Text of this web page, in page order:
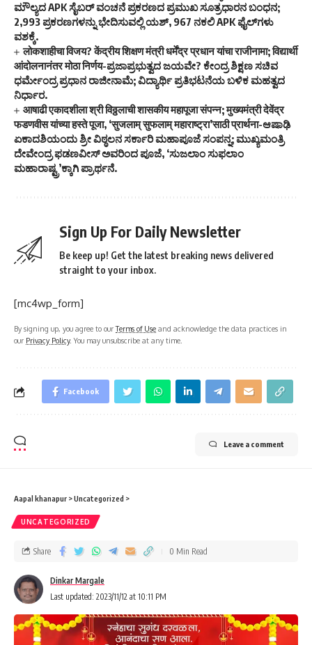
ಮೌಲ್ಯದ APK ಸೈಬರ್ ವಂಚನೆ ಪ್ರಕರಣದ ಪ್ರಮುಖ ಸೂತ್ರಧಾರನ ಬಂಧನ;
2,993 ಪ್ರಕರಣಗಳನ್ನು ಭೇದಿಸುವಲ್ಲಿ ಯಶ್, 967 ನಕಲಿ APK ಫೈಲ್‌ಗಳು
ವಶಕ್ಕೆ.
लोकशाहीचा विजय? केंद्रीय शिक्षण मंत्री धर्मेंद्र प्रधान यांचा राजीनामा; विद्यार्थी
आंदोलनानंतर मोठा निर्णय-ಪ್ರಜಾಪ್ರಭುತ್ವದ ಜಯವೇ? ಕೇಂದ್ರ ಶಿಕ್ಷಣ ಸಚಿವ
ಧರ್ಮೇಂದ್ರ ಪ್ರಧಾನ ರಾಜೀನಾಮೆ; ವಿದ್ಯಾರ್ಥಿ ಪ್ರತಿಭಟನೆಯ ಬಳಿಕ ಮಹತ್ವದ
ನಿರ್ಧಾರ.
आषाढी एकादशीला श्री विठ्ठलाची शासकीय महापूजा संपन्न; मुख्यमंत्री देवेंद्र
फडणवीस यांच्या हस्ते पूजा, ‘सुजलाम् सुफलाम् महाराष्ट्रा’साठी प्रार्थना-ಆಷಾಢಿ
ಏಕಾದಶಿಯಂದು ಶ್ರೀ ವಿಠ್ಠಲನ ಸರ್ಕಾರಿ ಮಹಾಪೂಜೆ ಸಂಪನ್ನ; ಮುಖ್ಯಮಂತ್ರಿ
ದೇವೇಂದ್ರ ಫಡಣವೀಸ್ ಅವರಿಂದ ಪೂಜೆ, ‘ಸುಜಲಾಂ ಸುಫಲಾಂ
ಮಹಾರಾಷ್ಟ್ರ’ಕ್ಕಾಗಿ ಪ್ರಾರ್ಥನೆ.
Sign Up For Daily Newsletter
Be keep up! Get the latest breaking news delivered
straight to your inbox.
[mc4wp_form]
By signing up, you agree to ourTerms of Use and acknowledge the data practices in
our Privacy Policy. You may unsubscribe at any time.
Facebook
Leave a comment
Aapal khanapur >Uncategorized >
UNCATEGORIZED
Last updated: 2023/11/12 at 10:11 PM
Dinkar Margale
Share 0 Min Read